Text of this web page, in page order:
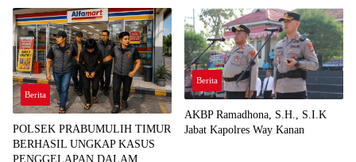
Berita
POLSEK PRABUMULIH TIMUR
BERHASIL UNGKAP KASUS
PENGGELAPAN DALAM
Berita
AKBP Ramadhona, S.H., S.I.K
Jabat Kapolres Way Kanan